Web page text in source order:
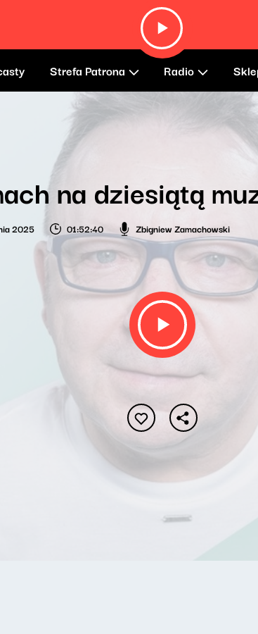
Strefa Patrona Radio
na dziesiątą
2025 01:52:40 Zbigniew Zamachowski